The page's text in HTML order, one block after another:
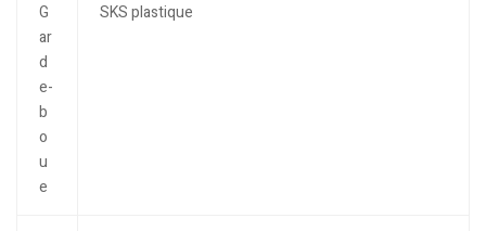
G
ar
d
e-
b
o
u
e
SKS plastique